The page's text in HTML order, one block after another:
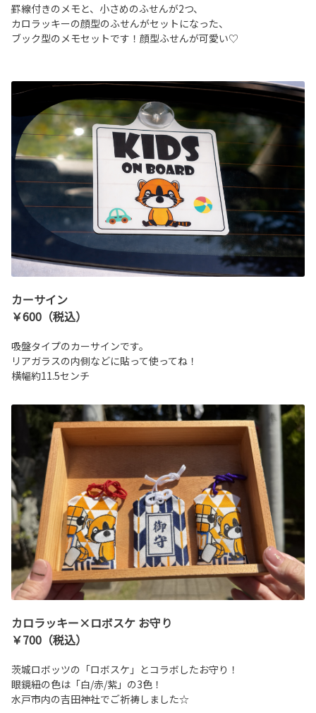
罫線付きのメモと、小さめのふせんが2つ、
カロラッキーの顔型のふせんがセットになった、
ブック型のメモセットです！顔型ふせんが可愛い♡
カーサイン
￥600（税込）
吸盤タイプのカーサインです。
リアガラスの内側などに貼って使ってね！
横幅約11.5センチ
カロラッキー×ロボスケ お守り
￥700（税込）
茨城ロボッツの「ロボスケ」とコラボしたお守り！
眼鏡紐の色は「白/赤/紫」の3色！
水戸市内の吉田神社でご祈祷しました☆